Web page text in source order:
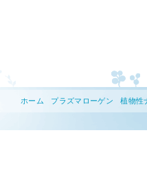
ホーム プラズマローゲン 植物性